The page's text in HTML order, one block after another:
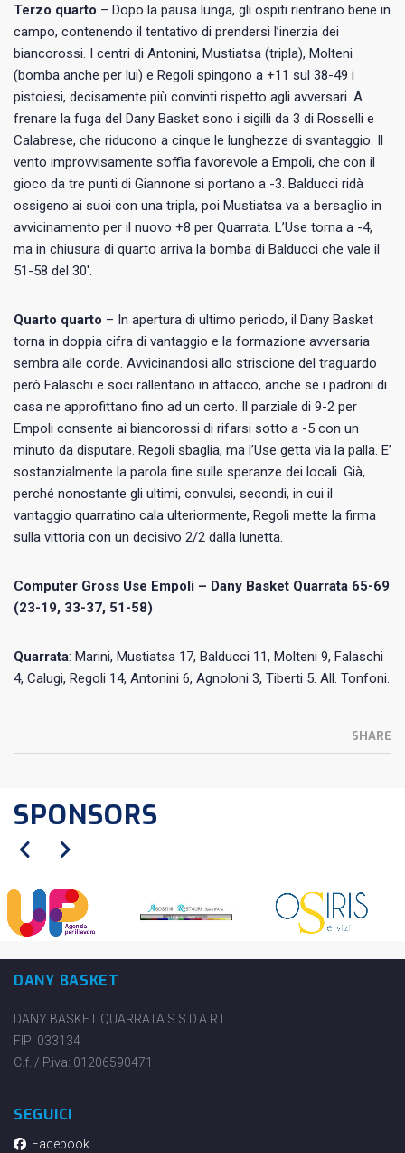
Terzo quarto – Dopo la pausa lunga, gli ospiti rientrano bene in
campo, contenendo il tentativo di prendersi l’inerzia dei
biancorossi. I centri di Antonini, Mustiatsa (tripla), Molteni
(bomba anche per lui) e Regoli spingono a +11 sul 38-49 i
pistoiesi, decisamente più convinti rispetto agli avversari. A
frenare la fuga del Dany Basket sono i sigilli da 3 di Rosselli e
Calabrese, che riducono a cinque le lunghezze di svantaggio. Il
vento improvvisamente soffia favorevole a Empoli, che con il
gioco da tre punti di Giannone si portano a -3. Balducci ridà
ossigeno ai suoi con una tripla, poi Mustiatsa va a bersaglio in
avvicinamento per il nuovo +8 per Quarrata. L’Use torna a -4,
ma in chiusura di quarto arriva la bomba di Balducci che vale il
51-58 del 30′.
Quarto quarto – In apertura di ultimo periodo, il Dany Basket
torna in doppia cifra di vantaggio e la formazione avversaria
sembra alle corde. Avvicinandosi allo striscione del traguardo
però Falaschi e soci rallentano in attacco, anche se i padroni di
casa ne approfittano fino ad un certo. Il parziale di 9-2 per
Empoli consente ai biancorossi di rifarsi sotto a -5 con un
minuto da disputare. Regoli sbaglia, ma l’Use getta via la palla. E’
sostanzialmente la parola fine sulle speranze dei locali. Già,
perché nonostante gli ultimi, convulsi, secondi, in cui il
vantaggio quarratino cala ulteriormente, Regoli mette la firma
sulla vittoria con un decisivo 2/2 dalla lunetta.
Computer Gross Use Empoli – Dany Basket Quarrata 65-69
(23-19, 33-37, 51-58)
Quarrata: Marini, Mustiatsa 17, Balducci 11, Molteni 9, Falaschi
4, Calugi, Regoli 14, Antonini 6, Agnoloni 3, Tiberti 5. All. Tonfoni.
SHARE
SPONSORS
DANY BASKET
DANY BASKET QUARRATA S.S.D.A.R.L.
FIP: 033134
C.f. / P.iva: 01206590471
SEGUICI
Facebook